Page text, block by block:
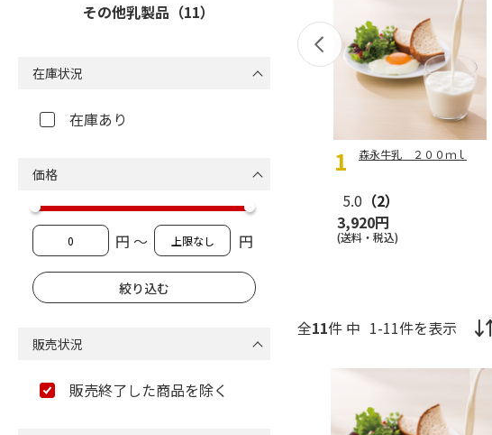
森永牛乳 ２００ｍｌ
5.0 （2）
3,920円
(送料・税込)
全11件 中 1-11件を表示
その他乳製品（11）
在庫状況
在庫あり
価格
円 ～ 円
販売状況
販売終了した商品を除く